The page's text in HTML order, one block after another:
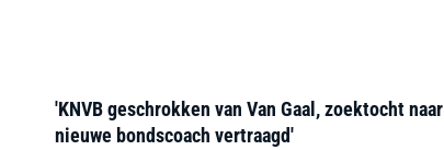
'KNVB geschrokken van Van Gaal, zoektocht naar
nieuwe bondscoach vertraagd'